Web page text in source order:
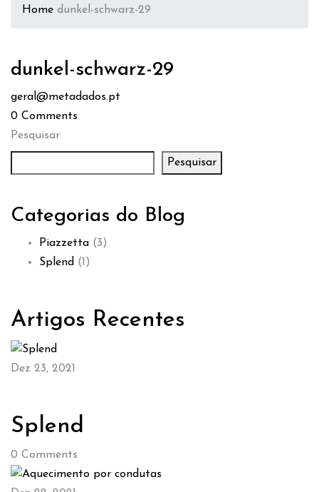
Home dunkel-schwarz-29
dunkel-schwarz-29
geral@metadados.pt
0 Comments
Pesquisar
Pesquisar
Categorias do Blog
Piazzetta (3)
Splend (1)
Artigos Recentes
Dez 23, 2021
Splend
0 Comments